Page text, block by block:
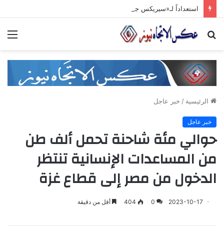
بحث
الرئيسية / خبر عاجل
خبر عاجل
حوالي مئة شاحنة تحمل ألف طن
من المساعدات الإنسانية تنتظر
الدخول من مصر إلى قطاع غزة
2023-10-17
0
404 أقل من دقيقة